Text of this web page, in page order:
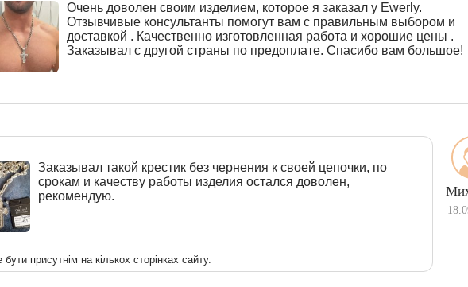
Очень доволен своим изделием, которое я заказал у Ewerly.
Отзывчивые консультанты помогут вам с правильным выбором и
доставкой . Качественно изготовленная работа и хорошие цены .
Заказывал с другой страны по предоплате. Спасибо вам большое!
Заказывал такой крестик без чернения к своей цепочки, по
срокам и качеству работы изделия остался доволен,
рекомендую.
присутнім на кількох сторінках сайту.